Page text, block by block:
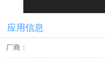
应用信息
厂商：